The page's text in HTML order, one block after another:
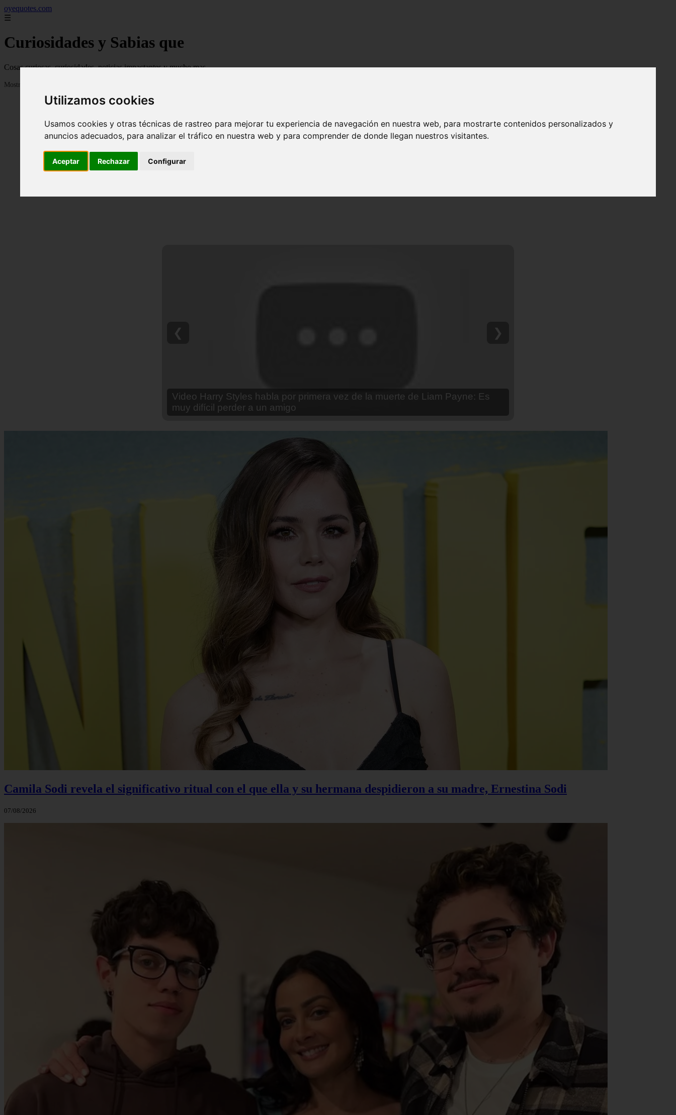
Utilizamos cookies
Usamos cookies y otras técnicas de rastreo para mejorar tu experiencia de navegación en nuestra web, para mostrarte contenidos personalizados y
anuncios adecuados, para analizar el tráfico en nuestra web y para comprender de donde llegan nuestros visitantes.
Aceptar Rechazar Configurar
oyequotes.com
☰
Curiosidades y Sabias que
Cosas curiosas, curiosidades, noticias impactantes y mucho mas
Mostrando 1 - 24 de 2838 artículos
Video Ana Brenda Contreras y la firme promesa que le hizo a su hija Aria
❮ ❯
Camila Sodi revela el significativo ritual con el que ella y su hermana despidieron a su madre, Ernestina Sodi
07/08/2026